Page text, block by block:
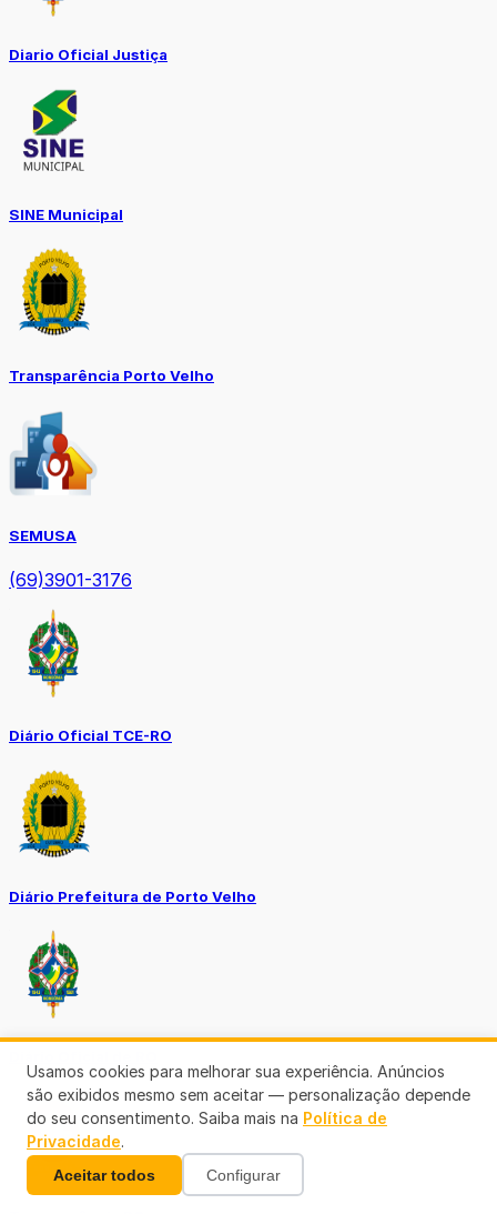
Diario Oficial Justiça
SINE Municipal
Transparência Porto Velho
SEMUSA
(69)3901-3176
Diário Oficial TCE-RO
Diário Prefeitura de Porto Velho
Usamos cookies para melhorar sua experiência. Anúncios
são exibidos mesmo sem aceitar — personalização depende
do seu consentimento. Saiba mais na Política de
Privacidade.
Aceitar todos Configurar